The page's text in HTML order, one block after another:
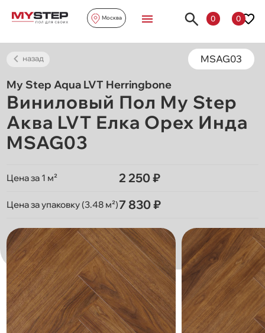
Москва 0 0
назад MSAG03
My Step Aqua LVT Herringbone
Виниловый Пол My Step
Аква LVT Елка Орех Инда
MSAG03
Цена за 1 м² 2 250 ₽
Цена за упаковку (3.48 м²)7 830 ₽